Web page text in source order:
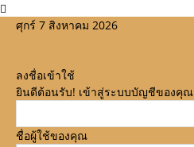
ศุกร์ 7 สิงหาคม 2026
ลงชื่อเข้าใช้
ยินดีต้อนรับ! เข้าสู่ระบบบัญชีของคุณ
ชื่อผู้ใช้ของคุณ